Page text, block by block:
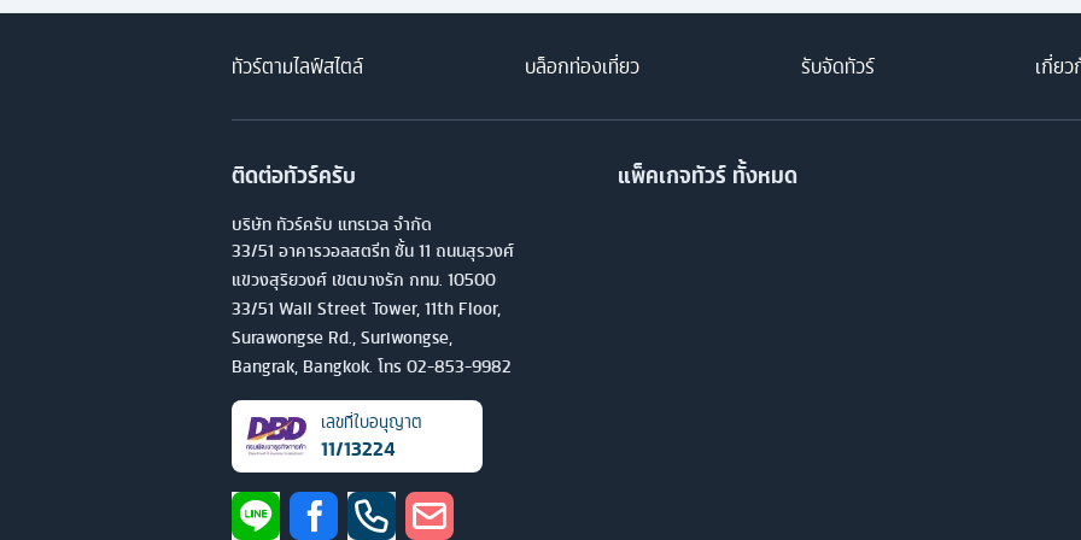
ทัวร์ตามไลฟ์สไตล์ บล็อกท่องเที่ยว รับจัดทัวร์ เกี่ยว
ติดต่อทัวร์ครับ
บริษัท ทัวร์ครับ แทรเวล จำกัด
33/51 อาคารวอลสตรีท ชั้น 11 ถนนสุรวงศ์
แขวงสุริยวงศ์ เขตบางรัก กทม. 10500
33/51 Wall Street Tower, 11th Floor,
Surawongse Rd., Suriwongse,
Bangrak, Bangkok. โทร 02-853-9982
เลขที่ใบอนุญาต
11/13224
แพ็คเกจทัวร์ ทั้งหมด